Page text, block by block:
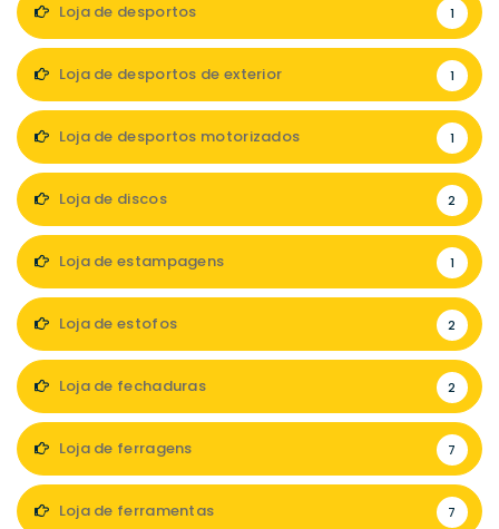
Loja de desportos 1
Loja de desportos de exterior 1
Loja de desportos motorizados 1
Loja de discos 2
Loja de estampagens 1
Loja de estofos 2
Loja de fechaduras 2
Loja de ferragens 7
Loja de ferramentas 7